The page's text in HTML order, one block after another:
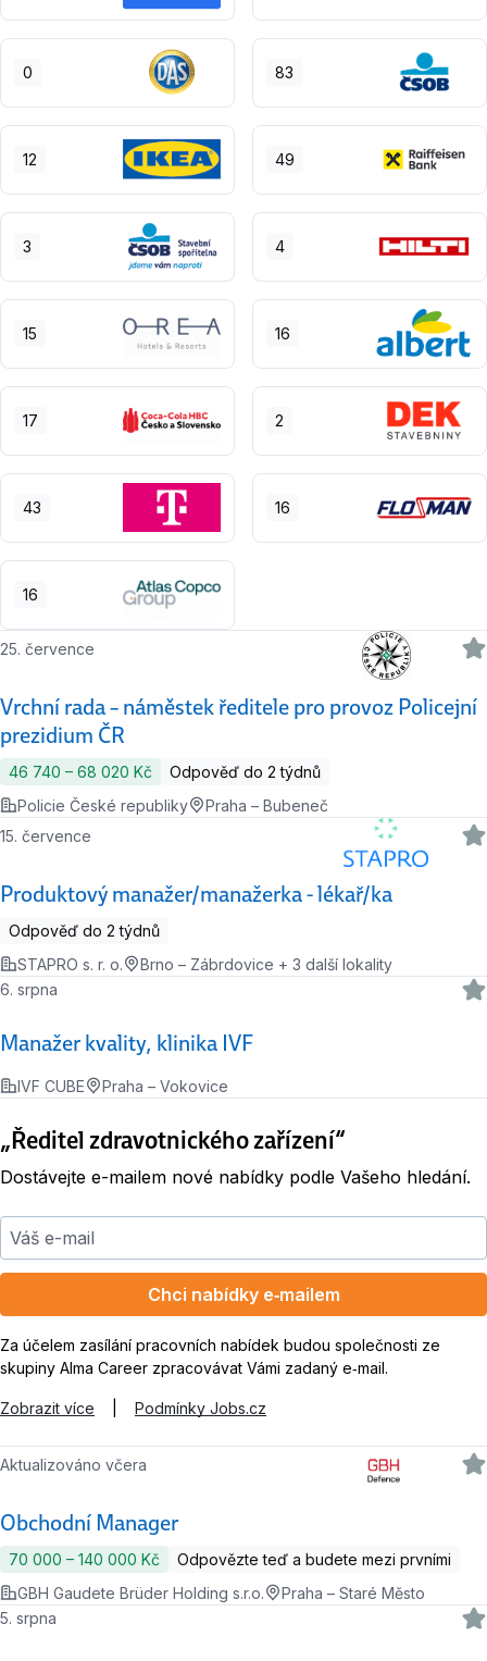
0 83
12 49
3 4
15 16
17 2
43 16
16
Vrchní rada – náměstek ředitele pro provoz Policejní
prezidium ČR
25. července
46 740 ‍–‍ 68 020 Kč
Odpověď do 2 týdnů
Policie České republiky
Praha – Bubeneč
Produktový manažer/manažerka - lékař/ka
15. července
Odpověď do 2 týdnů
STAPRO s. r. o.
Brno – Zábrdovice + 3 další lokality
Manažer kvality, klinika IVF
6. srpna
IVF CUBE Praha – Vokovice
„Ředitel zdravotnického zařízení“
Dostávejte e-mailem nové nabídky podle Vašeho hledání.
Váš e-mail
Chci nabídky e‑mailem
Za účelem zasílání pracovních nabídek budou společnosti ze
skupiny Alma Career zpracovávat Vámi zadaný e‑mail.
Zobrazit více Podmínky Jobs.cz
Obchodní Manager
Aktualizováno včera
70 000 ‍–‍ 140 000 Kč
Odpovězte teď a budete mezi prvními
GBH Gaudete Brüder Holding s.r.o.
Praha – Staré Město
5. srpna